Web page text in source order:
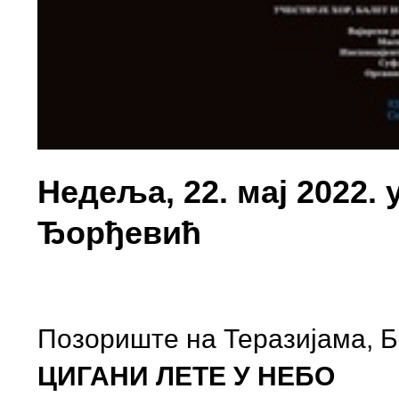
Недеља, 22. мај 2022.
Ђoрђeвић
Позориште на Теразијама,
ЦИГАНИ ЛЕТЕ У НЕБО